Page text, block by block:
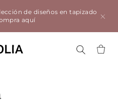
de diseños en tapizado
aquí